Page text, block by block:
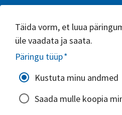
Täida vorm, et luua
üle vaadata ja saata.
Päringu tüüp*
Kustuta minu andmed
Saada mulle koopia